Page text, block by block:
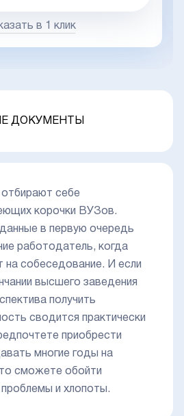
в 1 клик
ДОКУМЕНТЫ
отбирают себе
корочки ВУЗов.
в первую очередь
работодатель, когда
на собеседование. И если
высшего заведения
получить
сводится практически
приобрести
многие годы на
то сможете обойти
и хлопоты.